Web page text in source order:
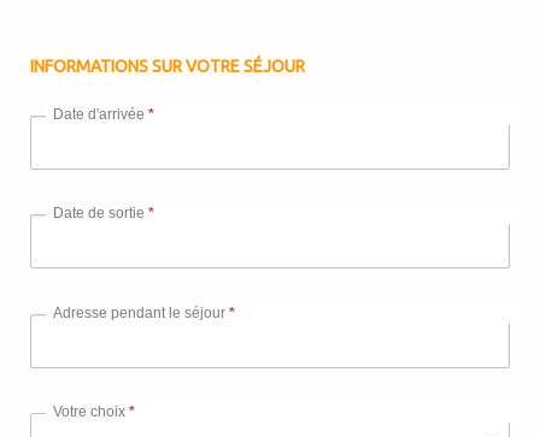
INFORMATIONS SUR VOTRE SÉJOUR
Date d'arrivée *
Date de sortie *
Adresse pendant le séjour *
Votre choix *